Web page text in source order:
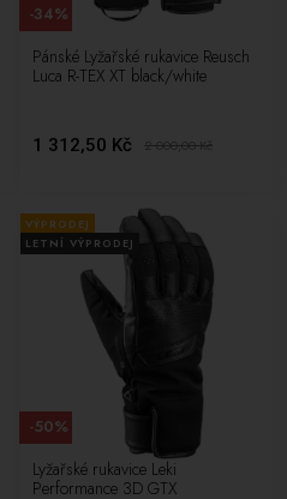
Pánské Lyžařské rukavice Reusch
Luca R-TEX XT black/white
1 312,50 Kč 2 000,00Kč
-34%
VÝPRODEJ
LETNÍ VÝPRODEJ
Lyžařské rukavice Leki
Performance 3D GTX
-50%